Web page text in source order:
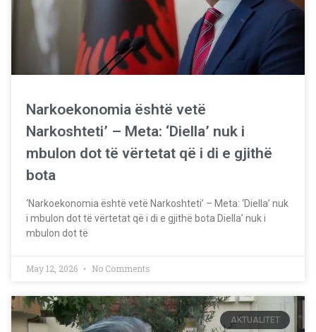
Narkoekonomia është vetë
Narkoshteti’ – Meta: ‘Diella’ nuk i
mbulon dot të vërtetat që i di e gjithë
bota
‘Narkoekonomia është vetë Narkoshteti’ – Meta: ‘Diella’ nuk
i mbulon dot të vërtetat që i di e gjithë bota Diella’ nuk i
mbulon dot të
May 12, 2026 No Comments
AKTUALITET